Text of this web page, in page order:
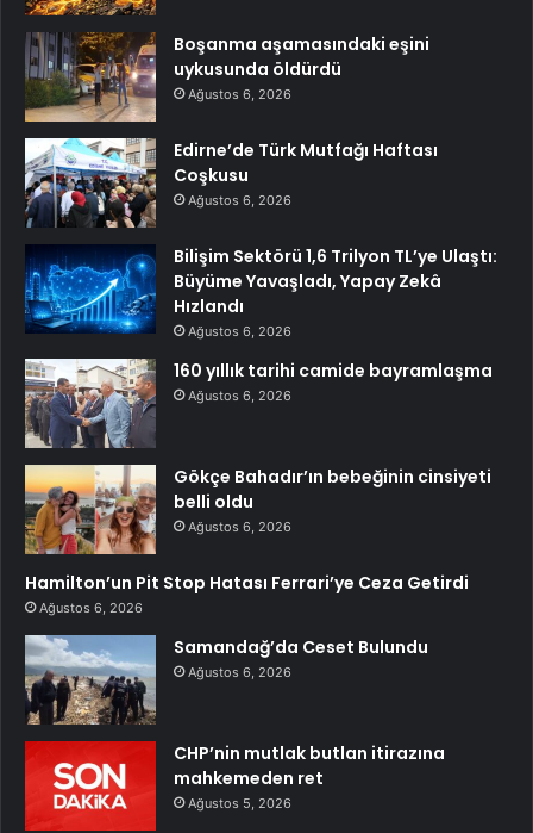
Boşanma aşamasındaki eşini
uykusunda öldürdü
Ağustos 6, 2026
Edirne’de Türk Mutfağı Haftası
Coşkusu
Ağustos 6, 2026
Bilişim Sektörü 1,6 Trilyon TL’ye Ulaştı:
Büyüme Yavaşladı, Yapay Zekâ
Hızlandı
Ağustos 6, 2026
160 yıllık tarihi camide bayramlaşma
Ağustos 6, 2026
Gökçe Bahadır’ın bebeğinin cinsiyeti
belli oldu
Ağustos 6, 2026
Hamilton’un Pit Stop Hatası Ferrari’ye Ceza Getirdi
Ağustos 6, 2026
Samandağ’da Ceset Bulundu
Ağustos 6, 2026
CHP’nin mutlak butlan itirazına
mahkemeden ret
Ağustos 5, 2026